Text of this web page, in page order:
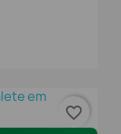
favorite_border